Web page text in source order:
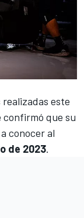
este
confirmó que su
conocer al
de 2023.